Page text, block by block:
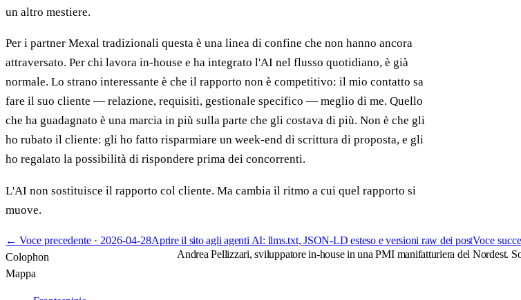
un altro mestiere.
Per i partner Mexal tradizionali questa è una linea di confine che non hanno ancora
attraversato. Per chi lavora in-house e ha integrato l'AI nel flusso quotidiano, è già
normale. Lo strano interessante è che il rapporto non è competitivo: il mio contatto sa
fare il suo cliente — relazione, requisiti, gestionale specifico — meglio di me. Quello
che ha guadagnato è una marcia in più sulla parte che gli costava di più. Non è che gli
ho rubato il cliente: gli ho fatto risparmiare un week-end di scrittura di proposta, e gli
ho regalato la possibilità di rispondere prima dei concorrenti.
L'AI non sostituisce il rapporto col cliente. Ma cambia il ritmo a cui quel rapporto si
muove.
← Voce precedente · 2026-04-28Aprire il sito agli agenti AI: llms.txt, JSON-LD esteso e versioni raw dei postVoce
Colophon
Andrea Pellizzari, sviluppatore in-house in una PMI manifatturiera del Nordest.
Mappa